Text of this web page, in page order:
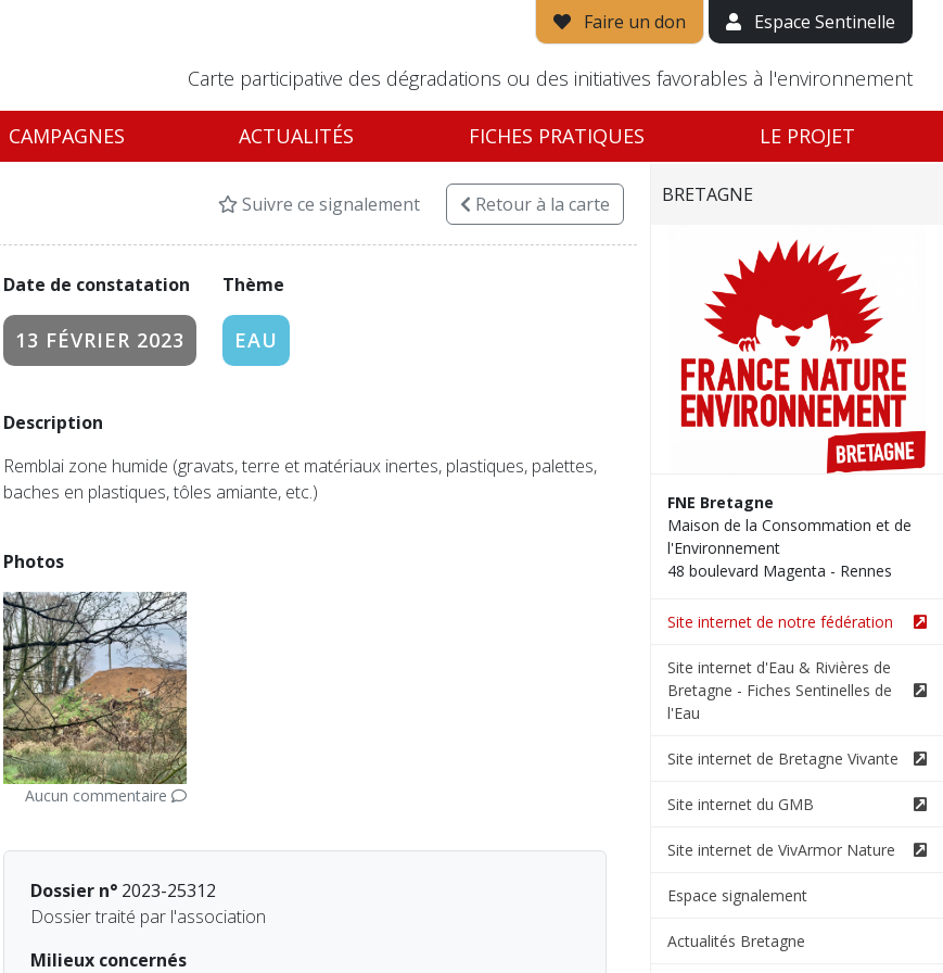
Faire un don Espace Sentinelle
Carte participative des dégradations ou des initiatives favorables à l'environnement
CAMPAGNES ACTUALITÉS FICHES PRATIQUES LE PROJET
Suivre ce signalement Retourà la carte
Date de constatation
13 FÉVRIER 2023
Thème
EAU
Description
Remblai zone humide (gravats, terre et matériaux inertes, plastiques, palettes,
baches en plastiques, tôles amiante, etc.)
Photos
Aucun commentaire
Dossier n°2023-25312
Dossier traité par l'association
Milieux concernés
BRETAGNE
FNE Bretagne
Maison de la Consommation et de
l'Environnement
48 boulevard Magenta - Rennes
Site internet de notre fédération
Site internet d'Eau & Rivières de
Bretagne - Fiches Sentinelles de
l'Eau
Site internet de Bretagne Vivante
Site internet du GMB
Site internet de VivArmor Nature
Espace signalement
Actualités Bretagne